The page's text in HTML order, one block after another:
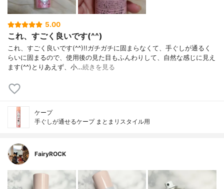
5.00
これ、すごく良いです(^^)
これ、すごく良いです(^^)!!ガチガチに固まらなくて、手ぐしが通るく
らいに固まるので、使用後の見た目もふんわりして、自然な感じに見え
ます(^^)とりあえず、小…続きを見る
ケープ
手ぐしが通せるケープ まとまリスタイル用
FairyROCK